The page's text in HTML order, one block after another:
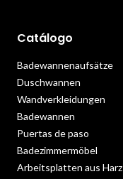
Catálogo
Badewannenaufsätze
Duschwannen
Wandverkleidungen
Badewannen
Puertas de paso
Badezimmermöbel
Arbeitsplatten aus Harz